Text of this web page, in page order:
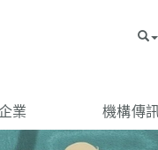
業 機構傳